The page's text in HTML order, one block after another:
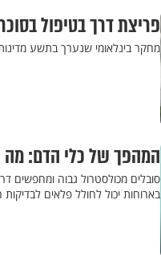
פריצת דרך בטיפול
מחקר בינלאומי שנערך בתשע מדינות
המהפך של כלי הדם: מה
סובלים מכולסטרול גבוה ומחפשים
בארוחות יכול לחולל פלאים